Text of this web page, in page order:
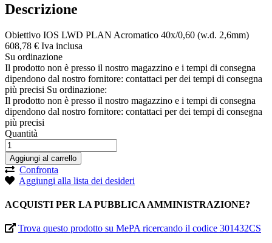
Descrizione
Obiettivo IOS LWD PLAN Acromatico 40x/0,60 (w.d. 2,6mm)
608,78 € Iva inclusa
Su ordinazione
Il prodotto non è presso il nostro magazzino e i tempi di consegna
dipendono dal nostro fornitore: contattaci per dei tempi di consegna
più precisi Su ordinazione:
Il prodotto non è presso il nostro magazzino e i tempi di consegna
dipendono dal nostro fornitore: contattaci per dei tempi di consegna
più precisi
Quantità
Aggiungi al carrello
Confronta
Aggiungi alla lista dei desideri
ACQUISTI PER LA PUBBLICA AMMINISTRAZIONE?
Trova questo prodotto su MePA ricercando il codice 301432CS